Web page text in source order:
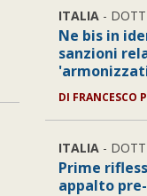
ITALIA -
Ne bis in
sanzioni
DI FRANCESCO
ITALIA -
Prime
appalto